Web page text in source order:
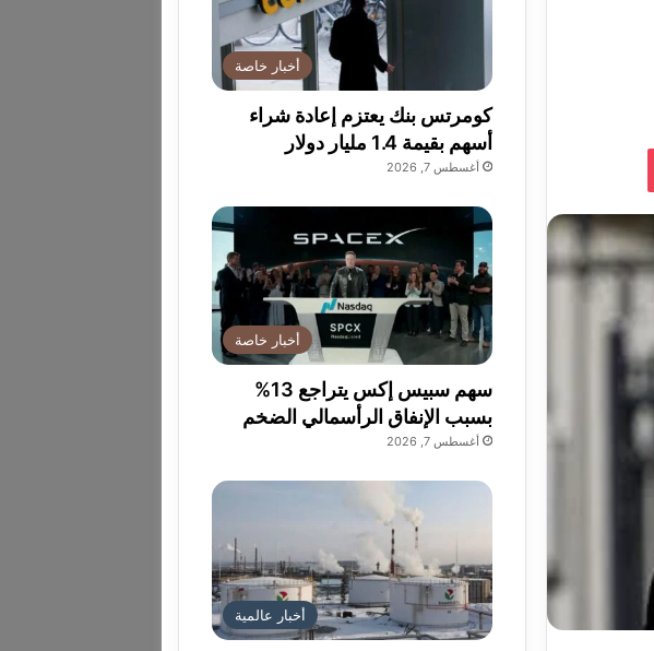
‫Pocket
أخبار خاصة
كومرتس بنك يعتزم إعادة شراء
أسهم بقيمة 1.4 مليار دولار
أغسطس 7, 2026
أخبار خاصة
سهم سبيس إكس يتراجع 13%
بسبب الإنفاق الرأسمالي الضخم
أغسطس 7, 2026
أخبار عالمية